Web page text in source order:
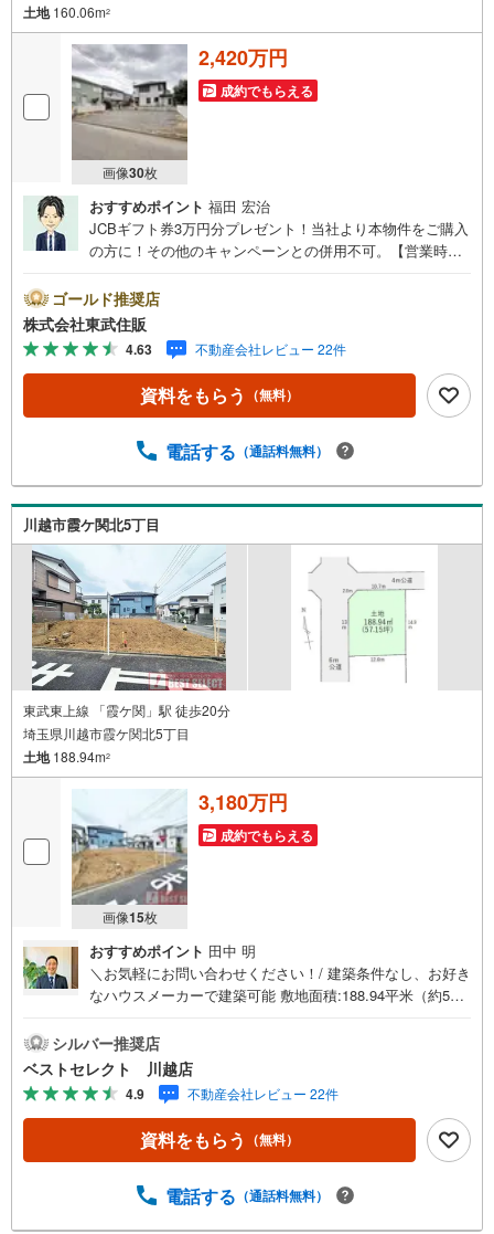
土地160.06m2
画像30枚
2,420万円
成約でもらえる
おすすめポイント 福田 宏治
JCBギフト券3万円分プレゼント！当社より本物件をご購入
の方に！その他のキャンペーンとの併用不可。【営業時
がスムーズです。住み替えをご希望の方は自社買取保証付
売却プランがございます。お気軽にお問い合わせくださ
い。●2駅2沿線利用可●建築条件無し●角地●住環境良好◇当
社の強みは（1）リフォーム（当社でも再販事業を行ってい
る為、お客様に最適なプランをご提供できます。）（2）注
文住宅のご紹介（提携ハウスメーカー7社を保有しておりま
す。）◇ふじみ野市、川越市、富士見市周辺に限らず東武
する不動産情報を豊富に取り揃えております。またリフォ
ームの相談も承ります。◇インターネット予約で当日現地
見学が可能です（1）［室内・現地を見学する］をクリック
（2）本日～4日以内をご希望の方は「ご要望・ご質問欄」
に希望日時をご記入ください！
ゴールド推奨店
株式会社東武住販
4.63 不動産会社レビュー 22件
資料をもらう （無料）
電話する （通話料無料）
川越市霞ケ関北5丁目
東武東上線 「霞ケ関」駅 徒歩20分
埼玉県川越市霞ケ関北5丁目
土地188.94m2
画像15枚
3,180万円
成約でもらえる
おすすめポイント 田中 明
＼お気軽にお問い合わせください！/ 建築条件なし、お好き
なハウスメーカーで建築可能 敷地面積:188.94平米（約57.1
4mの開放的な角地○毎日のジョギングは御伊勢塚公園で○オ
ーケー川越伊勢原店、川越西図書館至近○2路線2駅利用可○
建築プランについてもお気軽にお問合せ下さい○住宅ローン
や資金計画等ご相談承ります【営業時間 9:30-18:00】定休
日:基本毎週火曜日上記時間はお電話が繋がりやすくなって
おります。ぜひお気軽にご連絡下さい！現地を見学される
望の日時をご記入いただけますとスムーズにご案内が可能
シルバー推奨店
ベストセレクト 川越店
4.9 不動産会社レビュー 22件
資料をもらう （無料）
電話する （通話料無料）